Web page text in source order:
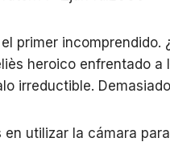
primer
heroico enfrentado
irreductible.
utilizar la cámara